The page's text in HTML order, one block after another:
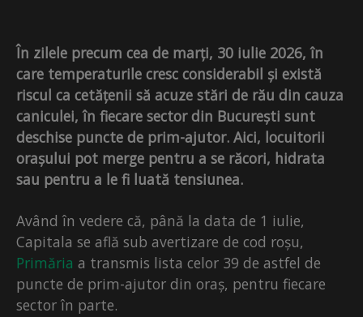
În zilele precum cea de marți, 30 iulie 2026, în
care temperaturile cresc considerabil și există
riscul ca cetățenii să acuze stări de rău din cauza
caniculei, în fiecare sector din București sunt
deschise puncte de prim-ajutor. Aici, locuitorii
orașului pot merge pentru a se răcori, hidrata
sau pentru a le fi luată tensiunea.
Având în vedere că, până la data de 1 iulie,
Capitala se află sub avertizare de cod roșu,
Primăria a transmis lista celor 39 de astfel de
puncte de prim-ajutor din oraș, pentru fiecare
sector în parte.